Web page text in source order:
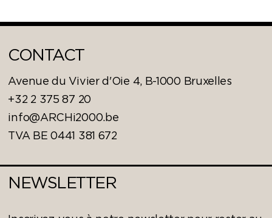
CONTACT
Avenue du Vivier d'Oie 4, B-1000 Bruxelles
+32 2 375 87 20
info@ARCHi2000.be
TVA BE 0441 381 672
NEWSLETTER